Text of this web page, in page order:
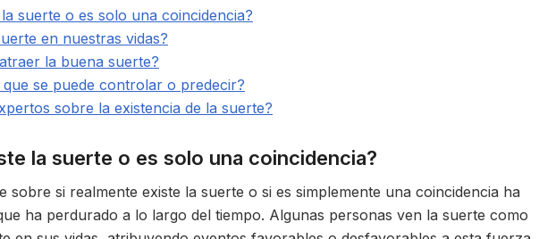
suerte o es solo una coincidencia?
en nuestras vidas?
la buena suerte?
que se puede controlar o predecir?
sobre la existencia de la suerte?
la suerte o es solo una coincidencia?
sobre si realmente existe la suerte o si es simplemente una coincidencia ha
ha perdurado a lo largo del tiempo. Algunas personas ven la suerte como